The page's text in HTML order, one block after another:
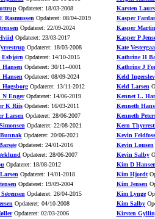
Opdateret: 18/03-2008
Rasmussen Opdateret: 08/04-2019
Opdateret: 22/09-2024
Opdateret: 23/03-2017
Opdateret: 18/03-2008
Esbjørn Opdateret: 14/10-2015
Opdateret: 30/11--0001
Opdateret: 08/09-2024
Opdateret: 13/11-2012
N EngerOpdateret: 14/06-2019
K RiisOpdateret: 16/03-2011
Larsen Opdateret: 28/06-2007
Opdateret: 22/08-2021
Opdateret: 20/06-2021
Opdateret: 24/01-2016
Opdateret: 28/06-2007
Opdateret: 18/08-2012
Opdateret: 14/01-2018
Opdateret: 19/09-2004
Opdateret: 26/04-2015
Opdateret: 04/10-2008
Opdateret: 02/03-2006
Karsten
Kasper
Kasper
Kasper P
Kate
Kathrine H
Kathrine J
Keld Ingerslev
Keld Larsen
Kennet L.
Kenneth
Kenneth
Kern
Kevin Feldfoss
Kevin Lousen
Kevin Salby
Kim D
Kim Hjordt
Kim Jensen
Kim Lynge
Kim Salby
Kirsten